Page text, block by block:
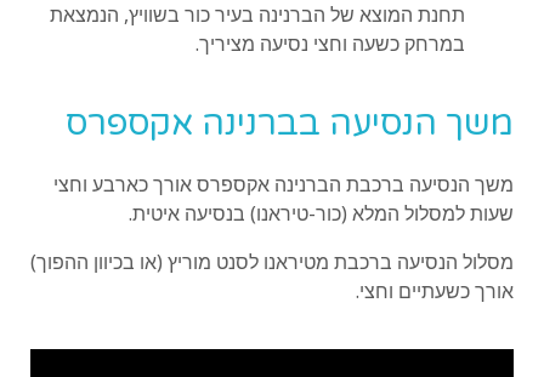
תחנת המוצא של הברנינה בעיר כור בשוויץ, הנמצאת
במרחק כשעה וחצי נסיעה מציריך.
משך הנסיעה בברנינה אקספרס
משך הנסיעה ברכבת הברנינה אקספרס אורך כארבע וחצי
שעות למסלול המלא (כור-טיראנו) בנסיעה איטית.
מסלול הנסיעה ברכבת מטיראנו לסנט מוריץ (או בכיוון ההפוך)
אורך כשעתיים וחצי.